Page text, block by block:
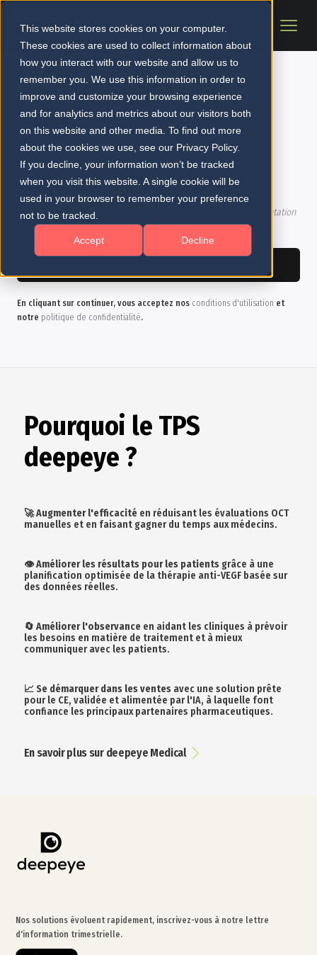
This website stores cookies on your computer.
These cookies are used to collect information about
how you interact with our website and allow us to
remember you. We use this information in order to
improve and customize your browsing experience
and for analytics and metrics about our visitors both
on this website and other media. To find out more
about the cookies we use, see our Privacy Policy.
If you decline, your information won’t be tracked
when you visit this website. A single cookie will be
used in your browser to remember your preference
not to be tracked.
Accept Decline
Pourquoi le TPS
deepeye ?
🚀Augmenter l'efficacitéen réduisant les évaluations OCT
manuelles et en faisant gagner du temps aux médecins.
👁️Améliorer les résultats pour les patientsgrâce à une
planification optimisée de la thérapie anti-VEGF basée sur
des données réelles.
🔄 Améliorer l'observanceen aidant les cliniques à prévoir
les besoins en matière de traitement et à mieux
communiquer avec les patients.
📈Se démarquer dans les ventesavec une solution prête
pour le CE, validée et alimentée par l'IA, à laquelle font
confiance les principaux partenaires pharmaceutiques.
En savoir plus sur deepeye Medical
Connexion au portail des partenaires
Connectez-vous pour accéder aux outils marketing, à la documentation
et au calculateur de valeur.
En cliquant sur continuer, vous acceptez nos conditions d'utilisation et
notre politique de confidentialité.
Nos solutions évoluent rapidement, inscrivez-vous à notre lettre
d'information trimestrielle.